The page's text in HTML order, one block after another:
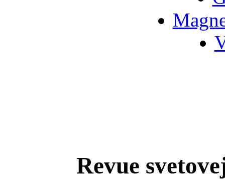
Revue